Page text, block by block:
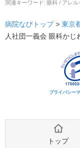
関連キーワード: 眼科 / アレ
病院なびトップ> 東京
人社団一義会 眼科かじ
プライバシー
トップ